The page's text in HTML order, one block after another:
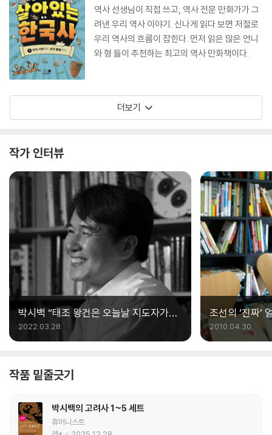
역사 선생님이 직접 쓰고, 역사 전문 만화가가 그
려낸 우리 역사 이야기. 신나게 읽다 보면 저절로
우리 역사의 흐름이 잡힌다. 먼저 읽은 많은 언니
와 형 들이 추천하는 최고의 역사 만화책이다.
더보기
작가 인터뷰
박시백 “태조 왕건은 오늘날 지도자가
배워야 할 리더십의 모범”
2022.03.28.
조선의 ‘진짜’
『박시백의 조
2010.04.30.
작품 밑줄긋기
박시백의 고려사 1~5 세트
휴머니스트